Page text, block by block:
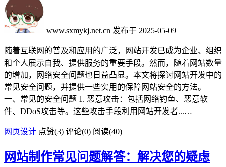
www.sxmykj.net.cn 发布于 2025-05-09
随着互联网的普及和应用的广泛，网站开发已成为企业、组织
和个人展示自我、提供服务的重要手段。然而，随着网站数量
的增加，网络安全问题也日益凸显。本文将探讨网站开发中的
常见安全问题，并提供一些实用的保障网站安全的方法。
一、常见的安全问题 1. 恶意攻击：包括网络钓鱼、恶意软
件、DDoS攻击等。这些攻击手段利用网站开发者...…
网页设计 点赞(3) 评论(0) 阅读(40)
网站制作常见问题解答：解决您的疑虑